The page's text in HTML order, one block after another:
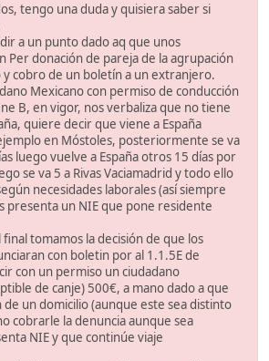
tengo una duda y quisiera saber si
a un punto dado aq que unos
Per donación de pareja de la agrupación
cobro de un boletín a un extranjero.
Mexicano con permiso de conducción
B, en vigor, nos verbaliza que no tiene
quiere decir que viene a España
en Móstoles, posteriormente se va
luego vuelve a España otros 15 días por
se va 5 a Rivas Vaciamadrid y todo ello
necesidades laborales (así siempre
presenta un NIE que pone residente
final tomamos la decisión de que los
con boletin por al 1.1.5E de
con un permiso un ciudadano
de canje) 500€, a mano dado a que
de un domicilio (aunque este sea distinto
cobrarle la denuncia aunque sea
NIE y que continúe viaje